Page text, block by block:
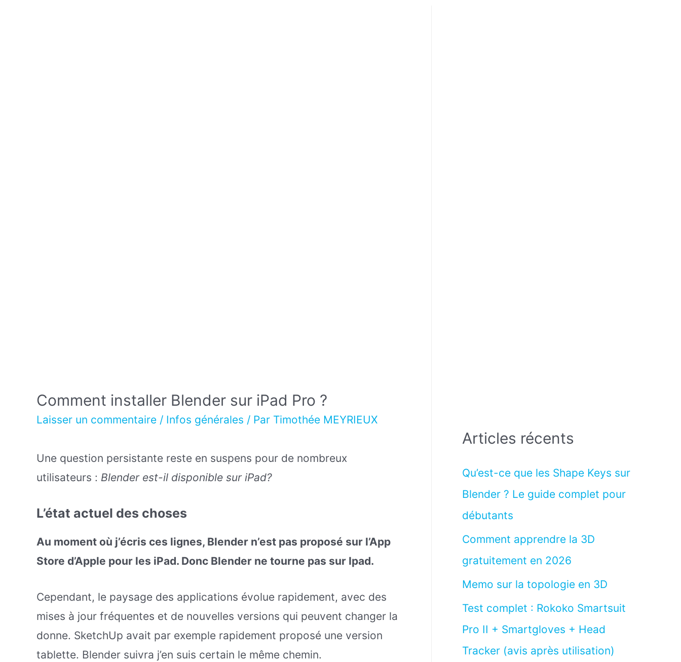
Comment installer Blender sur iPad Pro ?
Laisser un commentaire / Infos générales / Par Timothée MEYRIEUX
Une question persistante reste en suspens pour de nombreux
utilisateurs : Blender est-il disponible sur iPad?
L’état actuel des choses
Au moment où j’écris ces lignes, Blender n’est pas proposé sur l’App
Store d’Apple pour les iPad. Donc Blender ne tourne pas sur Ipad.
Cependant, le paysage des applications évolue rapidement, avec des
mises à jour fréquentes et de nouvelles versions qui peuvent changer la
donne. SketchUp avait par exemple rapidement proposé une version
tablette. Blender suivra j’en suis certain le même chemin.
Articles récents
Qu’est-ce que les Shape Keys sur
Blender ? Le guide complet pour
débutants
Comment apprendre la 3D
gratuitement en 2026
Memo sur la topologie en 3D
Test complet : Rokoko Smartsuit
Pro II + Smartgloves + Head
Tracker (avis après utilisation)